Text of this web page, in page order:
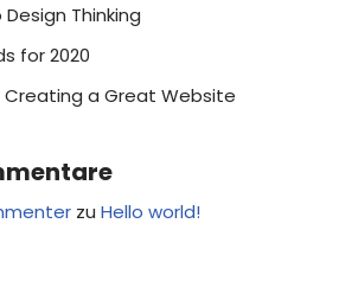
Thinking
for 2020
Creating a Great Website
zu Hello world!